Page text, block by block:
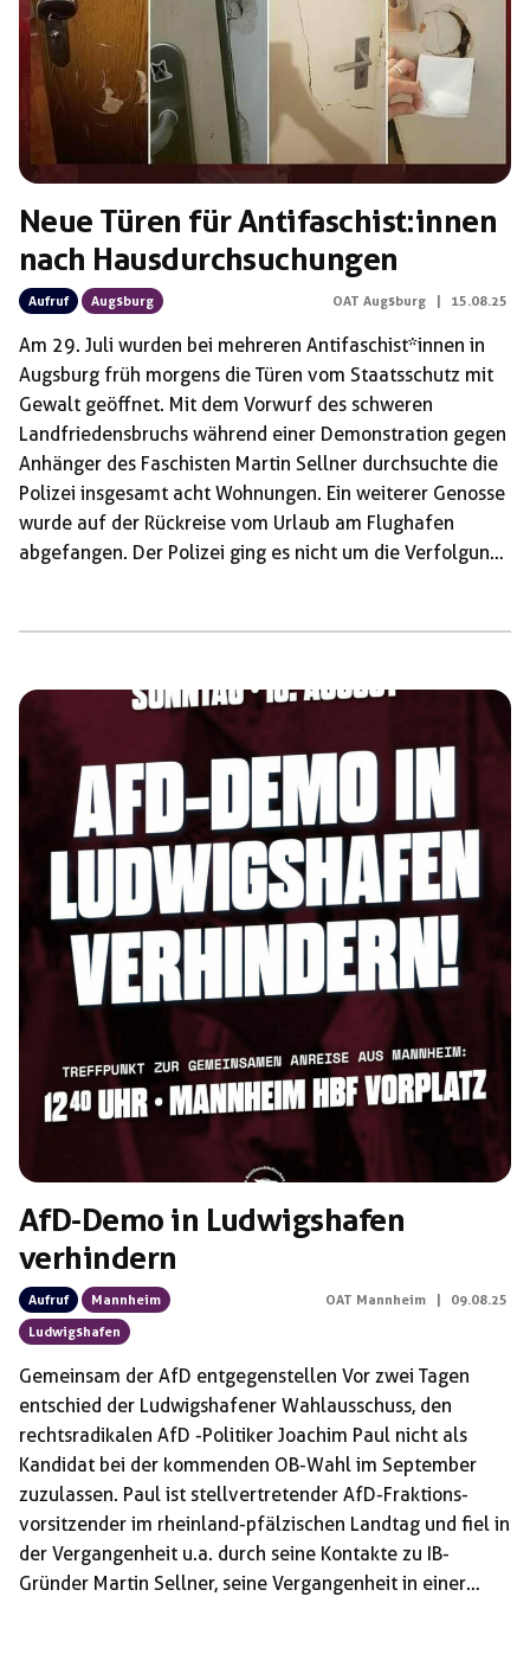
Neue Türen für Antifaschist:innen
nach Hausdurchsuchungen
Aufruf Augsburg OAT Augsburg 15.08.25
Am 29. Juli wurden bei mehreren Antifaschist*innen in
Augsburg früh morgens die Türen vom Staatsschutz mit
Gewalt geöffnet. Mit dem Vorwurf des schweren
Landfriedensbruchs während einer Demonstration gegen
Anhänger des Faschisten Martin Sellner durchsuchte die
Polizei insgesamt acht Wohnungen. Ein weiterer Genosse
wurde auf der Rückreise vom Urlaub am Flughafen
abgefangen. Der Polizei ging es nicht um die Verfolgung
Verwendungszweck: Hausdurchsuchungen IBAN: DE58
4306 0967 4007 2383 60 Das gespendete Geld wird in
erster Linie verwendet, um die Reparaturkosten für zwei
AfD-Demo in Ludwigshafen
verhindern
Aufruf
Mannheim
Ludwigshafen
OAT Mannheim | 09.08.25
Gemeinsam der AfD entgegenstellen Vor zwei Tagen
entschied der Ludwigshafener Wahlausschuss, den
rechtsradikalen AfD -Politiker Joachim Paul nicht als
Kandidat bei der kommenden OB-Wahl im September
zuzulassen. Paul ist stellvertretender AfD-Fraktions-
vorsitzender im rheinland-pfälzischen Landtag und fiel in
der Vergangenheit u.a. durch seine Kontakte zu IB-
Gründer Martin Sellner, seine Vergangenheit in einer